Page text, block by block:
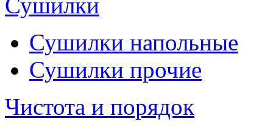
Сушилки напольные
Сушилки прочие
Чистота и порядок